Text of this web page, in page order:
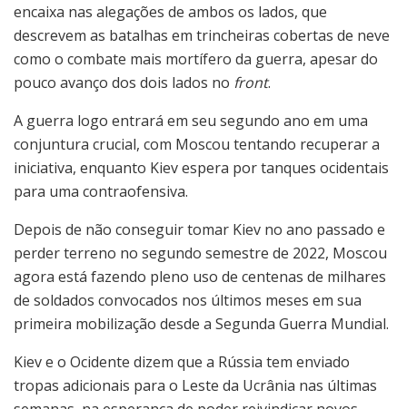
encaixa nas alegações de ambos os lados, que
descrevem as batalhas em trincheiras cobertas de neve
como o combate mais mortífero da guerra, apesar do
pouco avanço dos dois lados no front.
A guerra logo entrará em seu segundo ano em uma
conjuntura crucial, com Moscou tentando recuperar a
iniciativa, enquanto Kiev espera por tanques ocidentais
para uma contraofensiva.
Depois de não conseguir tomar Kiev no ano passado e
perder terreno no segundo semestre de 2022, Moscou
agora está fazendo pleno uso de centenas de milhares
de soldados convocados nos últimos meses em sua
primeira mobilização desde a Segunda Guerra Mundial.
Kiev e o Ocidente dizem que a Rússia tem enviado
tropas adicionais para o Leste da Ucrânia nas últimas